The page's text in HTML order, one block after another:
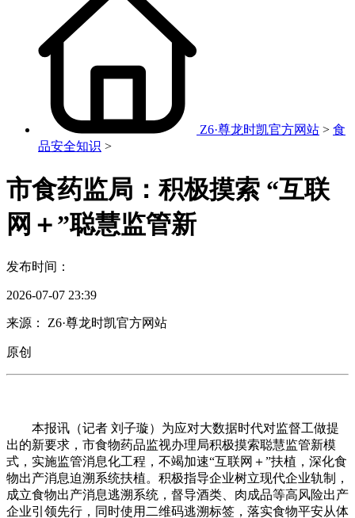
Z6·尊龙时凯官方网站 > 食
品安全知识 >
市食药监局：积极摸索 “互联
网＋”聪慧监管新
发布时间：
2026-07-07 23:39
来源： Z6·尊龙时凯官方网站
原创
本报讯（记者 刘子璇）为应对大数据时代对监督工做提
出的新要求，市食物药品监视办理局积极摸索聪慧监管新模
式，实施监管消息化工程，不竭加速“互联网＋”扶植，深化食
物出产消息迫溯系统扶植。积极指导企业树立现代企业轨制，
成立食物出产消息逃溯系统，督导酒类、肉成品等高风险出产
企业引领先行，同时使用二维码逃溯标签，落实食物平安从体